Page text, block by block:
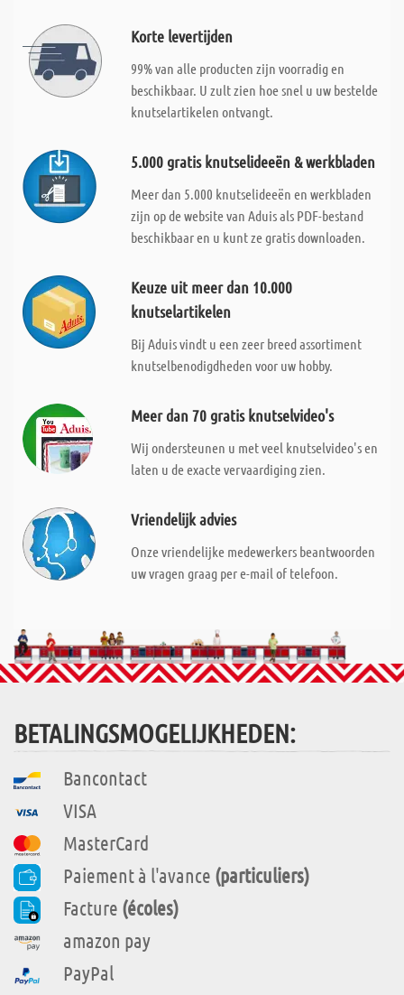
Korte levertijden
99% van alle producten zijn voorradig en
beschikbaar. U zult zien hoe snel u uw bestelde
knutselartikelen ontvangt.
5.000 gratis knutselideeën & werkbladen
Meer dan 5.000 knutselideeën en werkbladen
zijn op de website van Aduis als PDF-bestand
beschikbaar en u kunt ze gratis downloaden.
Keuze uit meer dan 10.000
knutselartikelen
Bij Aduis vindt u een zeer breed assortiment
knutselbenodigdheden voor uw hobby.
Meer dan 70 gratis knutselvideo's
Wij ondersteunen u met veel knutselvideo's en
laten u de exacte vervaardiging zien.
Vriendelijk advies
Onze vriendelijke medewerkers beantwoorden
uw vragen graag per e-mail of telefoon.
BETALINGSMOGELIJKHEDEN:
Bancontact
VISA
MasterCard
Paiement à l'avance (particuliers)
Facture (écoles)
amazon pay
PayPal